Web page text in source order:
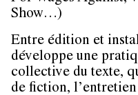
Show…)
Entre édition et
développe une
collective du texte,
de fiction,